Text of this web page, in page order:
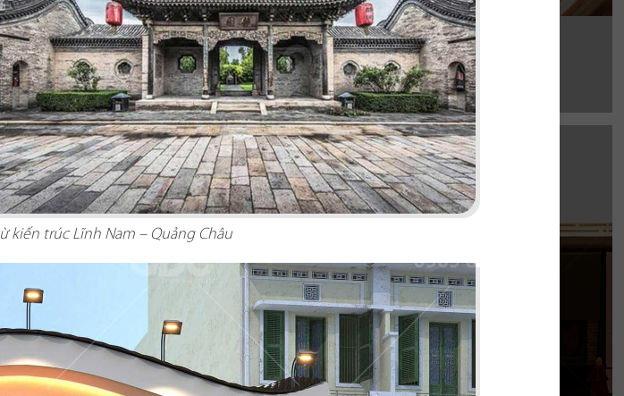
EL GAUCHO
El Gaucho Lotte Mall hứa hẹn là điểm đến lý tưởng cho trải
kiến trúc Lĩnh Nam – Quảng Châu